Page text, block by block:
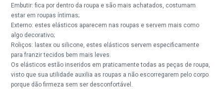
Embutir: fica por dentro da roupa e são mais achatados, costumam
estar em roupas íntimas;
Externo: estes elásticos aparecem nas roupas e servem mais como
algo decorativo;
Roliços: lastex ou silicone, estes elásticos servem especificamente
para franzir tecidos bem mais leves.
Os elásticos estão inseridos em praticamente todas as peças de roupa,
visto que sua utilidade auxilia as roupas a não escorregarem pelo corpo
porque dão firmeza sem ser desconfortável.